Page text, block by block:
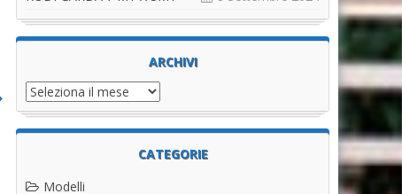
ARCHIVI
Archivi
CATEGORIE
Modelli